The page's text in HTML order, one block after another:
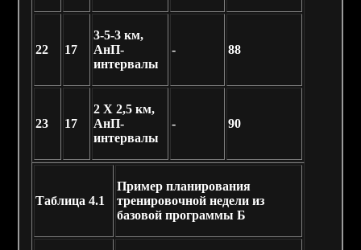
22 17
3-5-3 км,
АнП-
интервалы
- 88
23 17
2 X 2,5 км,
АнП-
интервалы
- 90
Таблица 4.1
Пример планирования
тренировочной недели из
базовой программы Б